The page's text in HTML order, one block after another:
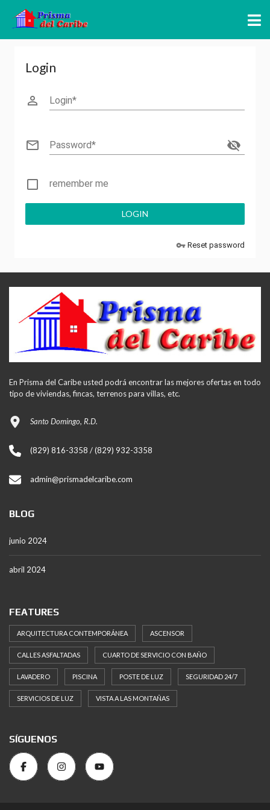
Login
Login
perm_identity
Password
mail_outline visibility_off
remember me
check_box_outline_blank
LOGIN
vpn_key Reset password
En Prisma del Caribe usted podrá encontrar las mejores ofertas en todo
tipo de viviendas, fincas, terrenos para villas, etc.
Santo Domingo, R.D.
(829) 816-3358 / (829) 932-3358
admin@prismadelcaribe.com
BLOG
junio 2024
abril 2024
FEATURES
ARQUITECTURA CONTEMPORÁNEA ASCENSOR
CALLES ASFALTADAS CUARTO DE SERVICIO CON BAÑO
LAVADERO PISCINA POSTE DE LUZ SEGURIDAD 24/7
SERVICIOS DE LUZ VISTA A LAS MONTAÑAS
SÍGUENOS